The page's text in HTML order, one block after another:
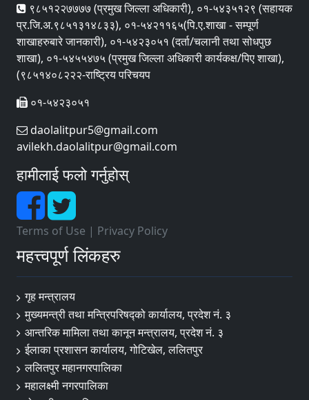
९८५१२२७७७७ (प्रमुख जिल्ला अधिकारी), ०१-५४३५१२९ (सहायक
प्र.जि.अ.९८५१३१४८३३), ०१-५४२११६५(पि.ए.शाखा - सम्पूर्ण
शाखाहरुबारे जानकारी), ०१-५४२३०५१ (दर्ता/चलानी तथा सोधपुछ
शाखा), ०१-५४५५४७५ (प्रमुख जिल्ला अधिकारी कार्यकक्ष/पिए शाखा),
(९८५१४०८२२२-राष्ट्रिय परिचयप
०१-५४२३०५१
daolalitpur5@gmail.com
avilekh.daolalitpur@gmail.com
हामीलाई फलो गर्नुहोस्
Terms of Use | Privacy Policy
महत्त्वपूर्ण लिंकहरु
गृह मन्त्रालय
मुख्यमन्त्री तथा मन्त्रिपरिषद्को कार्यालय, प्रदेश नं. ३
आन्तरिक मामिला तथा कानून मन्त्रालय, प्रदेश नं. ३
ईलाका प्रशासन कार्यालय, गोटिखेल, ललितपुर
ललितपुर महानगरपालिका
महालक्ष्मी नगरपालिका